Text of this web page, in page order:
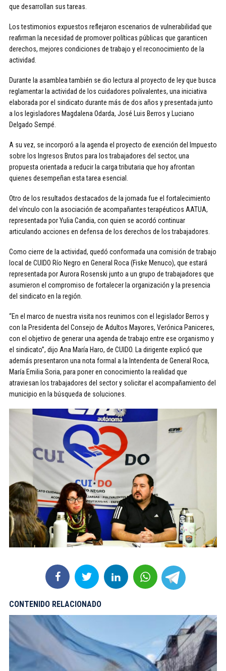
que desarrollan sus tareas.
Los testimonios expuestos reflejaron escenarios de vulnerabilidad que
reafirman la necesidad de promover políticas públicas que garanticen
derechos, mejores condiciones de trabajo y el reconocimiento de la
actividad.
Durante la asamblea también se dio lectura al proyecto de ley que busca
reglamentar la actividad de los cuidadores polivalentes, una iniciativa
elaborada por el sindicato durante más de dos años y presentada junto
a los legisladores Magdalena Odarda, José Luis Berros y Luciano
Delgado Sempé.
A su vez, se incorporó a la agenda el proyecto de exención del Impuesto
sobre los Ingresos Brutos para los trabajadores del sector, una
propuesta orientada a reducir la carga tributaria que hoy afrontan
quienes desempeñan esta tarea esencial.
Otro de los resultados destacados de la jornada fue el fortalecimiento
del vínculo con la asociación de acompañantes terapéuticos AATUA,
representada por Yulia Candia, con quien se acordó continuar
articulando acciones en defensa de los derechos de los trabajadores.
Como cierre de la actividad, quedó conformada una comisión de trabajo
local de CUIDO Río Negro en General Roca (Fiske Menuco), que estará
representada por Aurora Rosenski junto a un grupo de trabajadores que
asumieron el compromiso de fortalecer la organización y la presencia
del sindicato en la región.
“En el marco de nuestra visita nos reunimos con el legislador Berros y
con la Presidenta del Consejo de Adultos Mayores, Verónica Paniceres,
con el objetivo de generar una agenda de trabajo entre ese organismo y
el sindicato”, dijo Ana María Haro, de CUIDO. La dirigente explicó que
además presentaron una nota formal a la Intendenta de General Roca,
María Emilia Soria, para poner en conocimiento la realidad que
atraviesan los trabajadores del sector y solicitar el acompañamiento del
municipio en la búsqueda de soluciones.
CONTENIDO RELACIONADO